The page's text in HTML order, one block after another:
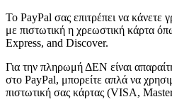
Το PayPal σας επιτρέπει να κάνετε
με πιστωτική η χρεωστική κάρτα
Express, and Discover.
Για την πληρωμή ΔΕΝ είναι
στο PayPal, μπορείτε απλά να
πιστωτική σας κάρτας (VISA,